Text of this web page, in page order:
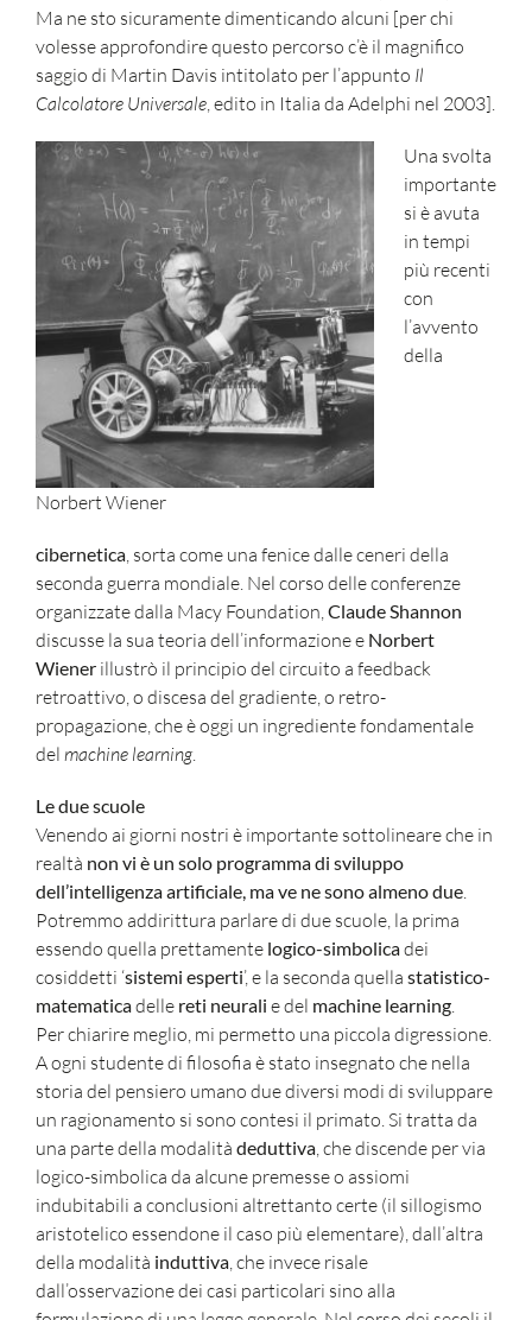
Ma ne sto sicuramente dimenticando alcuni [per chi
volesse approfondire questo percorso c’è il magnifico
saggio di Martin Davis intitolato per l’appunto Il
Calcolatore Universale, edito in Italia da Adelphi nel 2003].
Norbert Wiener
Una svolta
importante
si è avuta
in tempi
più recenti
con
l’avvento
della
cibernetica, sorta come una fenice dalle ceneri della
seconda guerra mondiale. Nel corso delle conferenze
organizzate dalla Macy Foundation,Claude Shannon
discusse la sua teoria dell’informazione e Norbert
Wienerillustrò il principio del circuito a feedback
retroattivo, o discesa del gradiente, o retro-
propagazione, che è oggi un ingrediente fondamentale
del machine learning.
Le due scuole
Venendo ai giorni nostri è importante sottolineare che in
realtà non vi è un solo programma di sviluppo
dell’intelligenza artificiale, ma ve ne sono almeno due.
Potremmo addirittura parlare di due scuole, la prima
essendo quella prettamente logico-simbolicadei
cosiddetti ‘sistemi esperti’, e la seconda quella statistico-
matematicadelle reti neurali e del machine learning.
Per chiarire meglio, mi permetto una piccola digressione.
A ogni studente di filosofia è stato insegnato che nella
storia del pensiero umano due diversi modi di sviluppare
un ragionamento si sono contesi il primato. Si tratta da
una parte della modalità deduttiva, che discende per via
logico-simbolica da alcune premesse o assiomi
indubitabili a conclusioni altrettanto certe (il sillogismo
aristotelico essendone il caso più elementare), dall’altra
della modalità induttiva, che invece risale
dall’osservazione dei casi particolari sino alla